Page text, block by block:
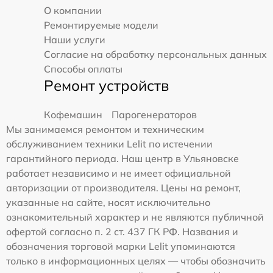
О компании
Ремонтируемые модели
Наши услуги
Согласие на обработку персональных данных
Способы оплаты
Ремонт устройств
Кофемашин
Парогенераторов
Мы занимаемся ремонтом и техническим
обслуживанием техники Lelit по истечении
гарантийного периода. Наш центр в Ульяновске
работает независимо и не имеет официальной
авторизации от производителя. Цены на ремонт,
указанные на сайте, носят исключительно
ознакомительный характер и не являются публичной
офертой согласно п. 2 ст. 437 ГК РФ. Названия и
обозначения торговой марки Lelit упоминаются
только в информационных целях — чтобы обозначить